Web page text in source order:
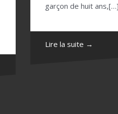
garçon de huit ans,[…]
Lire la suite →